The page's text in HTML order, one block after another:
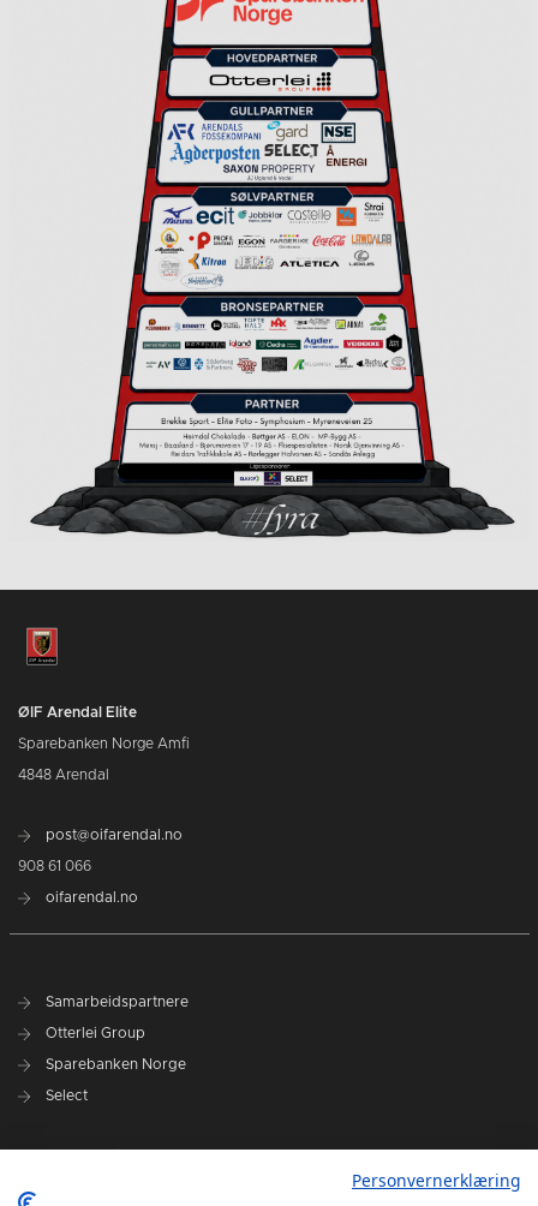
ØIF Arendal Elite
Sparebanken Norge Amfi
4848 Arendal
post@oifarendal.no
908 61 066
oifarendal.no
Samarbeidspartnere
Otterlei Group
Sparebanken Norge
Select
Personvernerklæring